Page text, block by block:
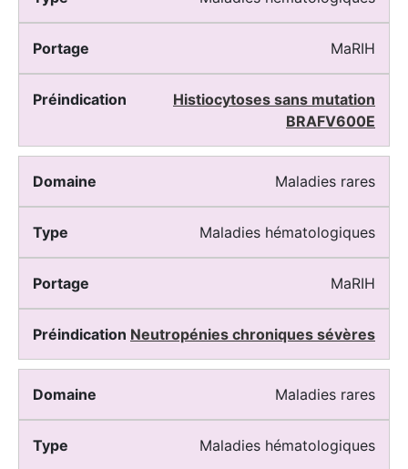
MaRIH
Histiocytoses sans mutation
BRAFV600E
Maladies rares
Maladies hématologiques
MaRIH
Neutropénies chroniques sévères
Maladies rares
Maladies hématologiques